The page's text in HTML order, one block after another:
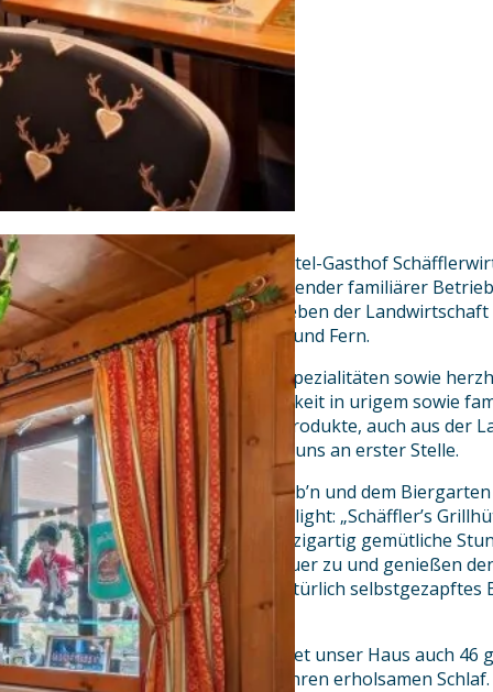
Ein herzliches „Grüß Gott“ im Hotel-Gasthof
Unser seit Generationen existierender familiärer
traditionellen Landwirtschaft. Neben der
bereits seit 1896 Gäste aus Nah und Fern.
Genießen Sie echte bayerische Spezialitäten sowie
Sie Tradition und Gastfreundlichkeit in urigem sowie
sowie regionale und saisonale Produkte, auch aus der
schönen Umgebung, stehen bei uns an erster Stelle.
Neben unseren gemütlichen Stub’n und dem
unseren Gästen ein kleines Highlight: „Schäffler’s
Hüttenbesucher feurige und einzigartig gemütliche
ihre Speisen selbst über dem Feuer zu und genießen
Wärme. Passend dazu gibt es natürlich selbstgezapftes
andere Schnapserl.
Neben den Gaumenfreuden bietet unser Haus auch 46
eingerichtete Gästezimmer für Ihren erholsamen Schlaf.